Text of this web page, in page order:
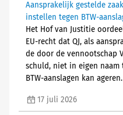
Aansprakelijk gestelde
instellen tegen BTW-
Het Hof van Justitie
EU-recht dat QJ, als
de door de vennootschap
schuld, niet in eigen naam
BTW-aanslagen kan ageren.
17 juli 2026